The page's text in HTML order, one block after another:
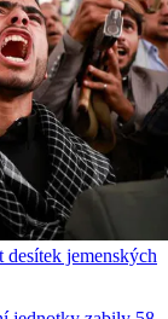
desítek jemenských